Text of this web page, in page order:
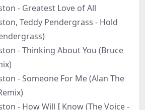
- Greatest Love of All
Teddy Pendergrass - Hold
- Thinking About You (Bruce
- Someone For Me (Alan The
- How Will I Know (The Voice -